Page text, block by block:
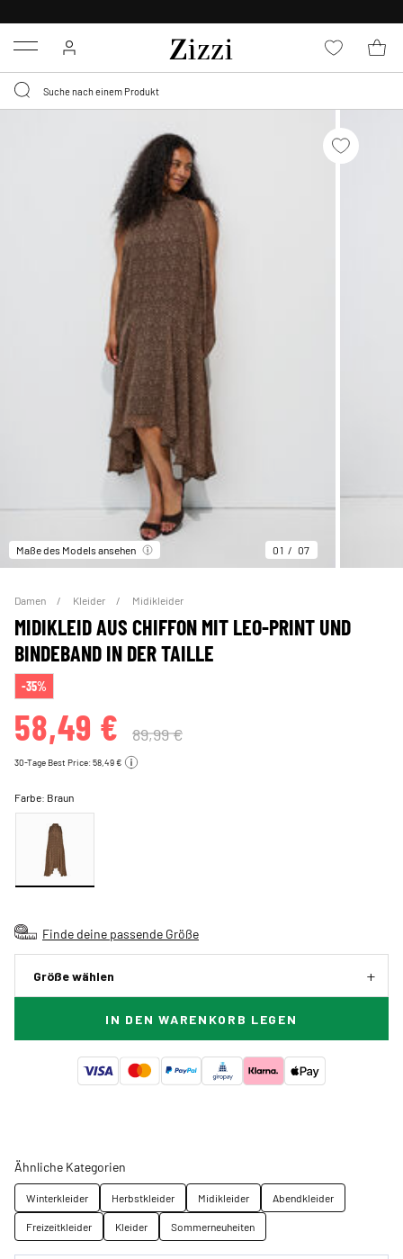
Menu
Maße des Models ansehen 01 07
Damen Kleider Midikleider
MIDIKLEID AUS CHIFFON MIT LEO-PRINT UND
BINDEBAND IN DER TAILLE
-35%
58,49 € 89,99 €
30-Tage Best Price: 58,49 €
Farbe: Braun
Finde deine passende Größe
Größe wählen
IN DEN WARENKORB LEGEN
Ähnliche Kategorien
Winterkleider Herbstkleider Midikleider
Abendkleider
Freizeitkleider
Kleider Sommerneuheiten